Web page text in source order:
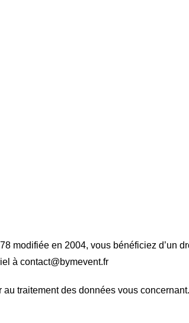
modifiée en 2004, vous bénéficiez d’un
à contact@bymevent.fr
traitement des données vous